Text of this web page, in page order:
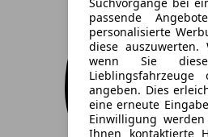
passende
personalisierte
diese auszuwerten.
wenn Sie diese
angeben. Dies
eine erneute
Einwilligung
Ihnen kontaktierte